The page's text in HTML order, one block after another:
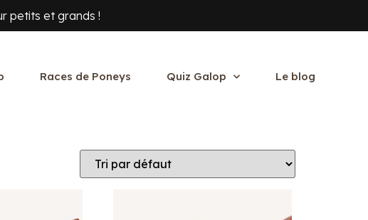
petits et grands !
Races de Poneys Quiz Galop Le blog